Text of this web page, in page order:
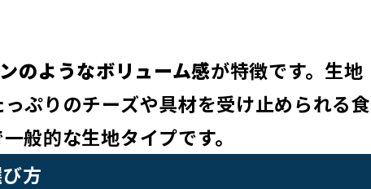
のようなボリューム感が特徴です。生地
ぷりのチーズや具材を受け止められる食
般的な生地タイプです。
方